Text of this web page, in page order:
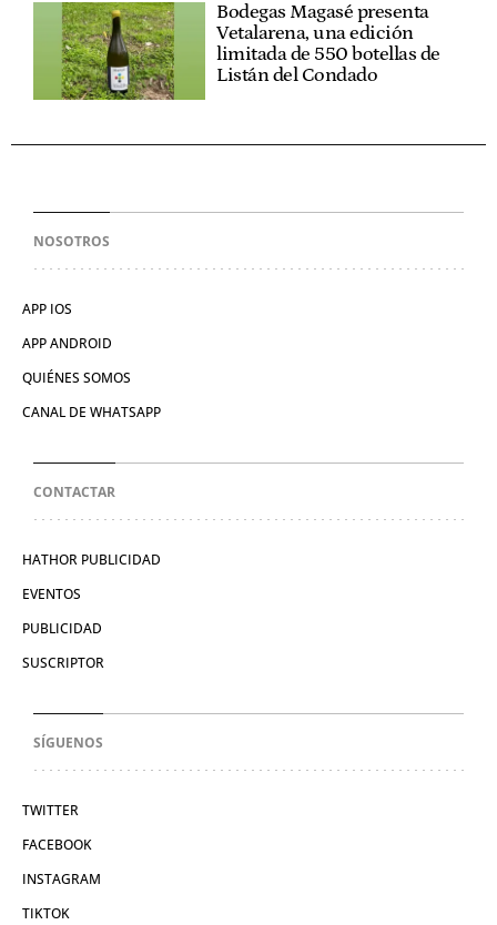
Bodegas Magasé presenta
Vetalarena, una edición
limitada de 550 botellas de
Listán del Condado
NOSOTROS
APP IOS
APP ANDROID
QUIÉNES SOMOS
CANAL DE WHATSAPP
CONTACTAR
HATHOR PUBLICIDAD
EVENTOS
PUBLICIDAD
SUSCRIPTOR
SÍGUENOS
TWITTER
FACEBOOK
INSTAGRAM
TIKTOK